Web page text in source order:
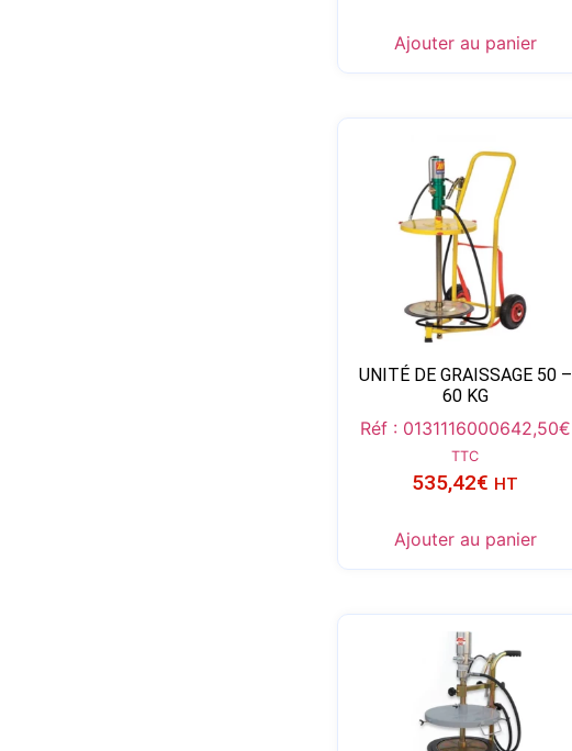
Ajouter au panier
UNITÉ DE GRAISSAGE 50 –
60 KG
Réf : 0131116000642,50€
TTC
535,42€ HT
Ajouter au panier